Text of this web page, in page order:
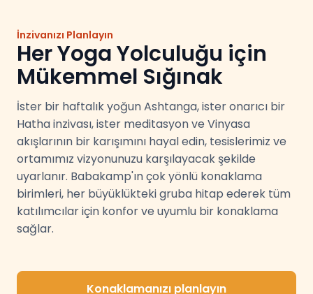
İnzivanızı Planlayın
Her Yoga Yolculuğu için
Mükemmel Sığınak
İster bir haftalık yoğun Ashtanga, ister onarıcı bir
Hatha inzivası, ister meditasyon ve Vinyasa
akışlarının bir karışımını hayal edin, tesislerimiz ve
ortamımız vizyonunuzu karşılayacak şekilde
uyarlanır. Babakamp'ın çok yönlü konaklama
birimleri, her büyüklükteki gruba hitap ederek tüm
katılımcılar için konfor ve uyumlu bir konaklama
sağlar.
Konaklamanızı planlayın